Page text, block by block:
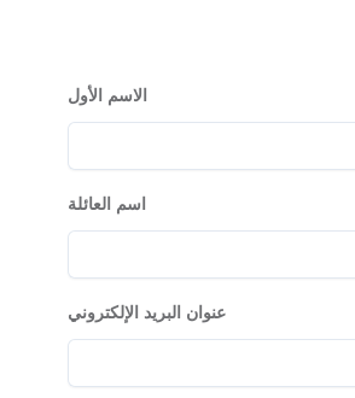
الاسم الأول
اسم العائلة
عنوان البريد الإلكتروني